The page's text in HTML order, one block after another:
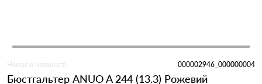
Немає в наявності 000002946_000000004
Бюстгальтер ANUO A 244 (13.3) Рожевий